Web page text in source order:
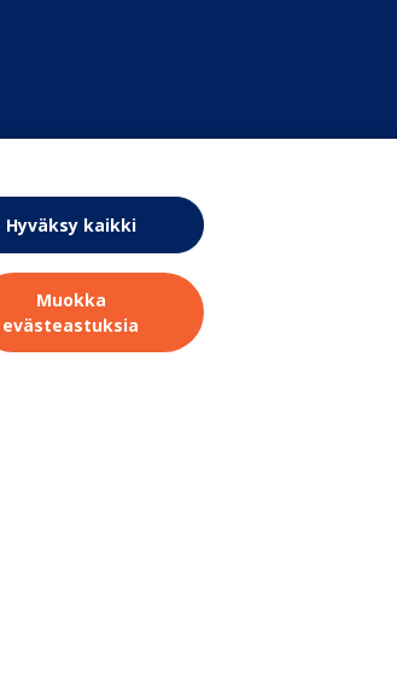
Hyväksy kaikki
Muokka
evästeastuksia